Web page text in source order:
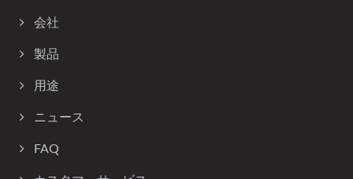
会社
製品
用途
ニュース
FAQ